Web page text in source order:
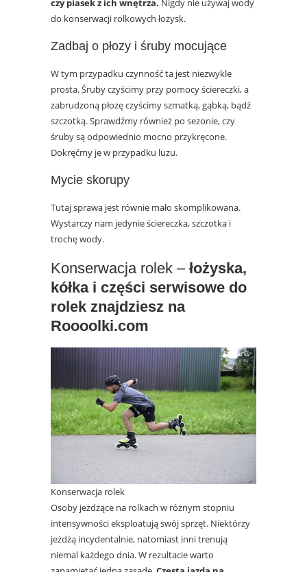
czy piasek z ich wnętrza. Nigdy nie używaj wody
do konserwacji rolkowych łożysk.
Zadbaj o płozy i śruby mocujące
W tym przypadku czynność ta jest niezwykle
prosta. Śruby czyścimy przy pomocy ściereczki, a
zabrudzoną płozę czyścimy szmatką, gąbką, bądź
szczotką. Sprawdźmy również po sezonie, czy
śruby są odpowiednio mocno przykręcone.
Dokręćmy je w przypadku luzu.
Mycie skorupy
Tutaj sprawa jest równie mało skomplikowana.
Wystarczy nam jedynie ściereczka, szczotka i
trochę wody.
Konserwacja rolek – łożyska,
kółka i części serwisowe do
rolek znajdziesz na
Roooolki.com
Konserwacja rolek
Osoby jeżdżące na rolkach w różnym stopniu
intensywności eksploatują swój sprzęt. Niektórzy
jeżdżą incydentalnie, natomiast inni trenują
niemal każdego dnia. W rezultacie warto